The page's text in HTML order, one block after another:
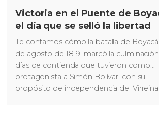
Victoria en el Puente de
el día que se selló la libertad
Te contamos cómo la batalla de
de agosto de 1819, marcó la
días de contienda que tuvieron como
protagonista a Simón Bolívar, con su
propósito de independencia del